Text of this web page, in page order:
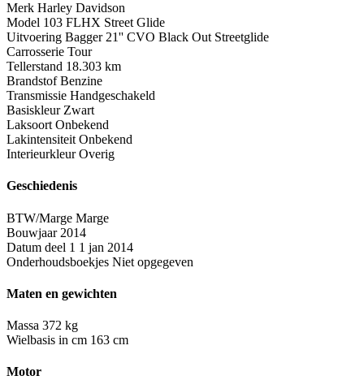
Merk Harley Davidson
Model 103 FLHX Street Glide
Uitvoering Bagger 21'' CVO Black Out Streetglide
Carrosserie Tour
Tellerstand 18.303 km
Brandstof Benzine
Transmissie Handgeschakeld
Basiskleur Zwart
Laksoort Onbekend
Lakintensiteit Onbekend
Interieurkleur Overig
Geschiedenis
BTW/Marge Marge
Bouwjaar 2014
Datum deel 1 1 jan 2014
Onderhoudsboekjes Niet opgegeven
Maten en gewichten
Massa 372 kg
Wielbasis in cm 163 cm
Motor